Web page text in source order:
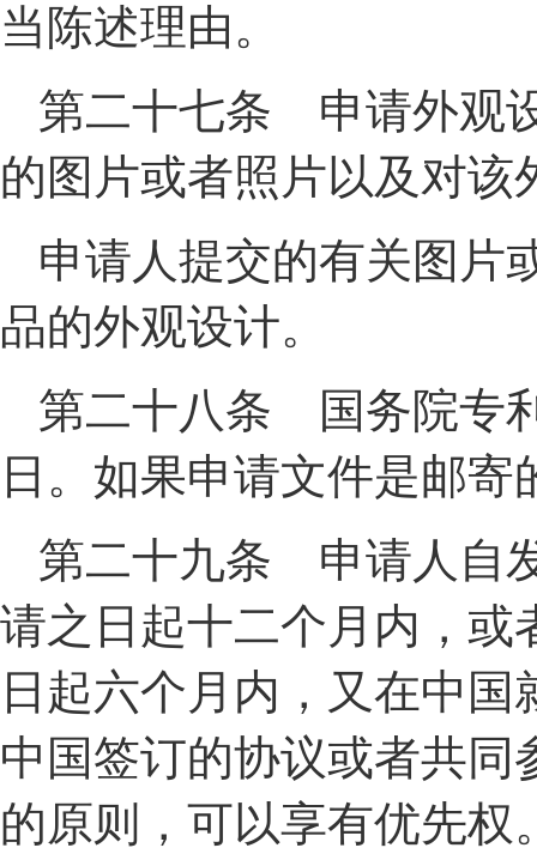
当陈述理由。
第二十七条 申请外观
的图片或者照片以及对
申请人提交的有关图片
品的外观设计。
第二十八条 国务院专
日。如果申请文件是邮
第二十九条 申请人自
请之日起十二个月内，或
日起六个月内，又在中
中国签订的协议或者共
的原则，可以享有优先权